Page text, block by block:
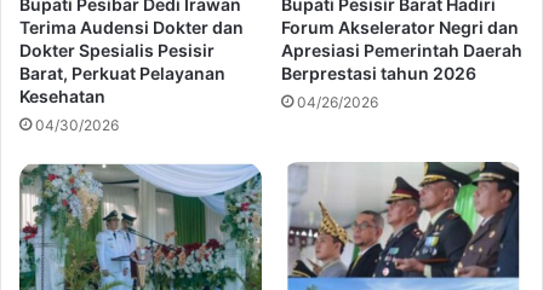
Terima Audensi Dokter dan
Dokter Spesialis Pesisir
Barat, Perkuat Pelayanan
Kesehatan
04/30/2026
Forum Akselerator Negri dan
Apresiasi Pemerintah Daerah
Berprestasi tahun 2026
04/26/2026